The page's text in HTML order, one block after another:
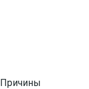
Причины